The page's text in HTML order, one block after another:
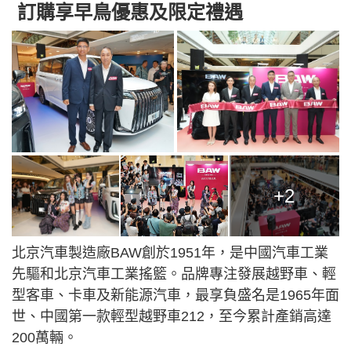
訂購享早鳥優惠及限定禮遇
+2
北京汽車製造廠BAW創於1951年，是中國汽車工業
先驅和北京汽車工業搖籃。品牌專注發展越野車、輕
型客車、卡車及新能源汽車，最享負盛名是1965年面
世、中國第一款輕型越野車212，至今累計產銷高達
200萬輛。